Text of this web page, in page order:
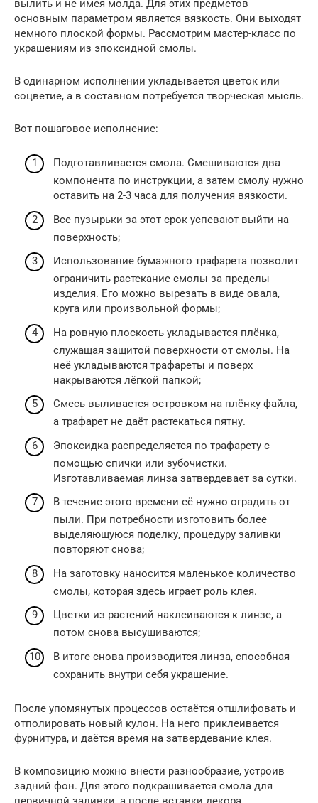
вылить и не имея молда. Для этих предметов
основным параметром является вязкость. Они выходят
немного плоской формы. Рассмотрим мастер-класс по
украшениям из эпоксидной смолы.
В одинарном исполнении укладывается цветок или
соцветие, а в составном потребуется творческая мысль.
Вот пошаговое исполнение:
Подготавливается смола. Смешиваются два
компонента по инструкции, а затем смолу нужно
оставить на 2-3 часа для получения вязкости.
Все пузырьки за этот срок успевают выйти на
поверхность;
Использование бумажного трафарета позволит
ограничить растекание смолы за пределы
изделия. Его можно вырезать в виде овала,
круга или произвольной формы;
На ровную плоскость укладывается плёнка,
служащая защитой поверхности от смолы. На
неё укладываются трафареты и поверх
накрываются лёгкой папкой;
Смесь выливается островком на плёнку файла,
а трафарет не даёт растекаться пятну.
Эпоксидка распределяется по трафарету с
помощью спички или зубочистки.
Изготавливаемая линза затвердевает за сутки.
В течение этого времени её нужно оградить от
пыли. При потребности изготовить более
выделяющуюся поделку, процедуру заливки
повторяют снова;
На заготовку наносится маленькое количество
смолы, которая здесь играет роль клея.
Цветки из растений наклеиваются к линзе, а
потом снова высушиваются;
В итоге снова производится линза, способная
сохранить внутри себя украшение.
После упомянутых процессов остаётся отшлифовать и
отполировать новый кулон. На него приклеивается
фурнитура, и даётся время на затвердевание клея.
В композицию можно внести разнообразие, устроив
задний фон. Для этого подкрашивается смола для